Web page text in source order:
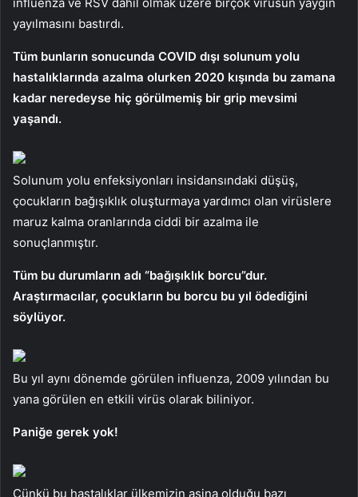
yayılmasını bastırdı.
Tüm bunların sonucunda COVID dışı solunum yolu
hastalıklarında azalma olurken 2020 kışında bu zamana
kadar neredeyse hiç görülmemiş bir grip mevsimi
yaşandı.
Solunum yolu enfeksiyonları insidansındaki düşüş,
çocukların bağışıklık oluşturmaya yardımcı olan virüslere
maruz kalma oranlarında ciddi bir azalma ile
sonuçlanmıştır.
Tüm bu durumların adı “bağışıklık borcu”dur.
Araştırmacılar, çocukların bu borcu bu yıl ödediğini
söylüyor.
Bu yıl aynı dönemde görülen influenza, 2009 yılından bu
yana görülen en etkili virüs olarak biliniyor.
Paniğe gerek yok!
Çünkü bu hastalıklar ülkemizin aşina olduğu bazı